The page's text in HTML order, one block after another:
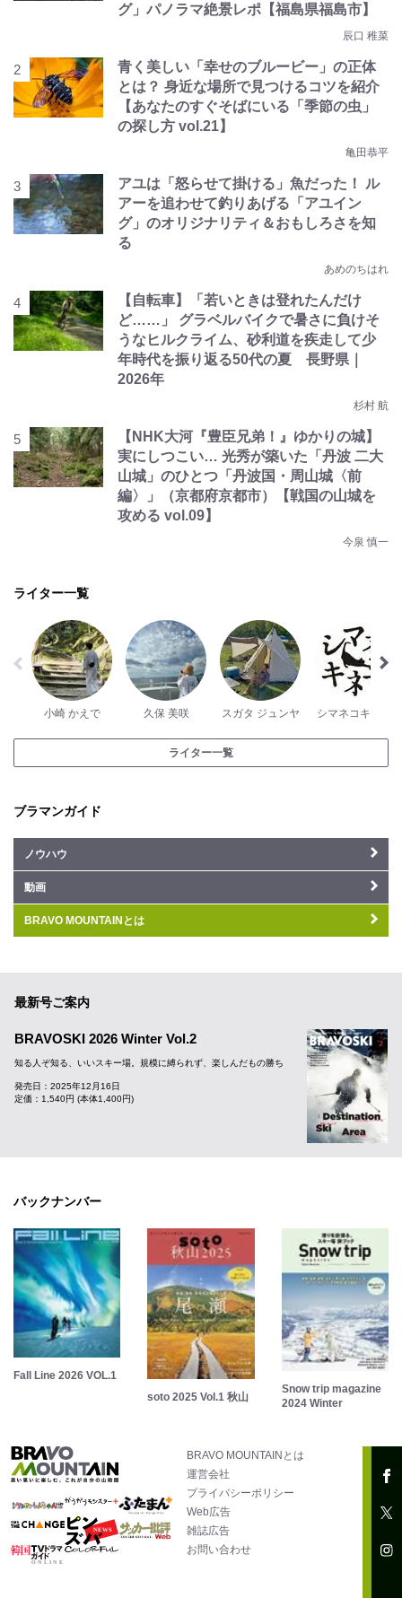
グ」パノラマ絶景レポ【福島県福島市】
辰口 稚菜
青く美しい「幸せのブルービー」の正体
とは？ 身近な場所で見つけるコツを紹介
【あなたのすぐそばにいる「季節の虫」
の探し方 vol.21】
亀田恭平
アユは「怒らせて掛ける」魚だった！ ル
アーを追わせて釣りあげる「アユイン
グ」のオリジナリティ＆おもしろさを知
る
あめのちはれ
【自転車】「若いときは登れたんだけ
ど……」 グラベルバイクで暑さに負けそ
うなヒルクライム、砂利道を疾走して少
年時代を振り返る50代の夏 長野県｜
2026年
杉村 航
【NHK大河『豊臣兄弟！』ゆかりの城】
実にしつこい… 光秀が築いた「丹波 二大
山城」のひとつ「丹波国・周山城〈前
編〉」（京都府京都市）【戦国の山城を
攻める vol.09】
今泉 慎一
ライター一覧
小崎 かえで 久保 美咲 スガタ ジュンヤ シマネコキネマ
ライター一覧
ブラマンガイド
ノウハウ
動画
BRAVO MOUNTAINとは
最新号ご案内
BRAVOSKI 2026 Winter Vol.2
知る人ぞ知る、いいスキー場。規模に縛られず、楽しんだもの勝ち
発売日：2025年12月16日
定価：1,540円 (本体1,400円)
バックナンバー
Fall Line 2026 VOL.1
soto 2025 Vol.1 秋山
Snow trip magazine
2024 Winter
BRAVO MOUNTAINとは
運営会社
プライバシーポリシー
Web広告
雑誌広告
お問い合わせ